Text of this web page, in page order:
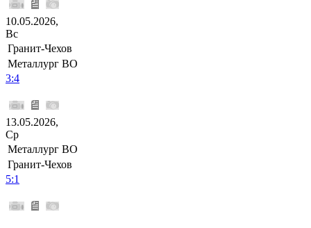
10.05.2026,
Вс
Гранит-Чехов
Металлург ВО
3:4
13.05.2026,
Ср
Металлург ВО
Гранит-Чехов
5:1